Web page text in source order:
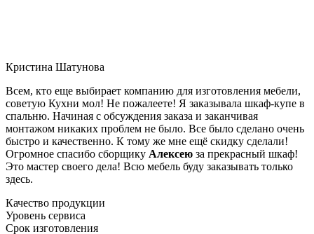
Кристина Шатунова
Всем, кто еще выбирает компанию для изготовления мебели,
советую Кухни мол! Не пожалеете! Я заказывала шкаф-купе в
спальню. Начиная с обсуждения заказа и заканчивая
монтажом никаких проблем не было. Все было сделано очень
быстро и качественно. К тому же мне ещё скидку сделали!
Огромное спасибо сборщику Алексею за прекрасный шкаф!
Это мастер своего дела! Всю мебель буду заказывать только
здесь.
Качество продукции
Уровень сервиса
Срок изготовления